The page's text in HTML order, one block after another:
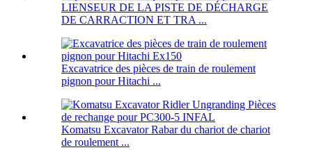
LIENSEUR DE LA PISTE DE DÉCHARGE
DE CARRACTION ET TRA ...
Excavatrice des pièces de train de roulement
pignon pour Hitachi ...
Komatsu Excavator Rabar du chariot de chariot
de roulement ...